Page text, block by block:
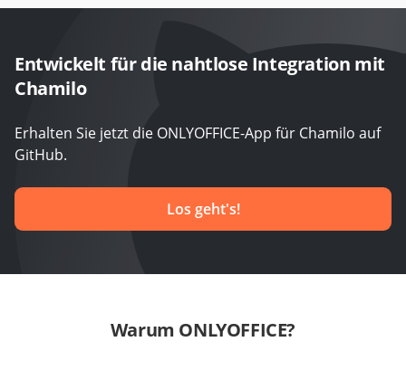
Entwickelt für die nahtlose Integration mit
Chamilo
Erhalten Sie jetzt die ONLYOFFICE-App für Chamilo auf
GitHub.
Los geht's!
Warum ONLYOFFICE?